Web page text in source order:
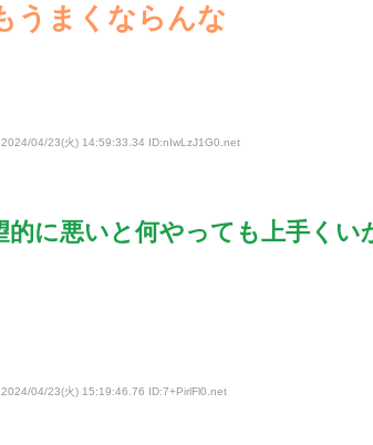
うまくならんな
2024/04/23(火) 14:59:33.34 ID:nIwLzJ1G0 .net
的に悪いと何やっても上手くい
2024/04/23(火) 15:19:46.76 ID:7+PirlFl0.net